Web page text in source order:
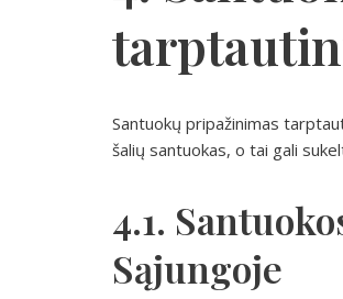
Santuokų pripažinimas
šalių santuokas, o tai gali
4.1.
Sąjungoje